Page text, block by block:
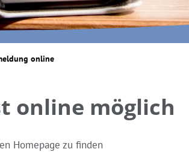
online
online möglich
Homepage zu finden